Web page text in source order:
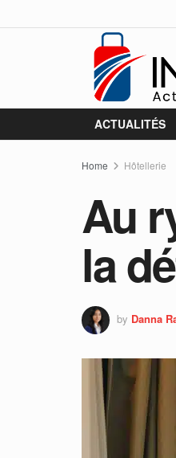
ACTUALITÉS
Home Hôtellerie
Au
la
by Danna